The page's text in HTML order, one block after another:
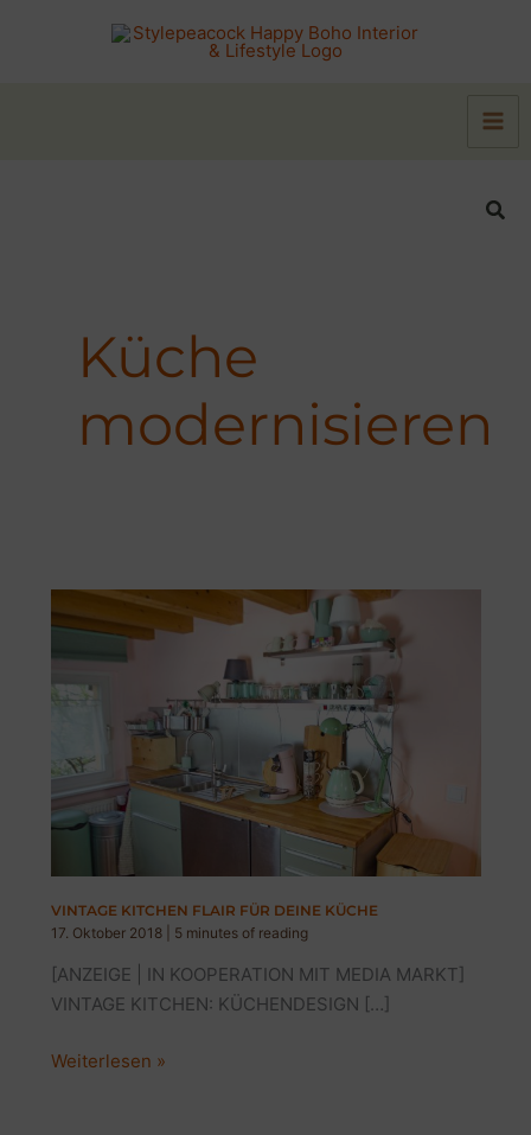
Küche
modernisieren
VINTAGE KITCHEN FLAIR FÜR DEINE KÜCHE
17. Oktober 2018
5 minutes of reading
[ANZEIGE | IN KOOPERATION MIT MEDIA MARKT]
VINTAGE KITCHEN: KÜCHENDESIGN […]
VINTAGE
Weiterlesen »